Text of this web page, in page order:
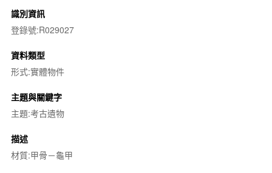
識別資訊
登錄號:R029027
資料類型
形式:實體物件
主題與關鍵字
主題:考古遺物
描述
材質:甲骨－龜甲